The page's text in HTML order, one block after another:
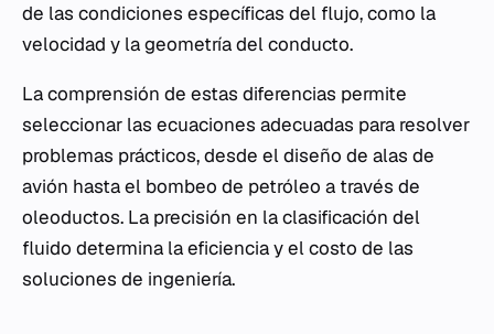
de las condiciones específicas del flujo, como la
velocidad y la geometría del conducto.
La comprensión de estas diferencias permite
seleccionar las ecuaciones adecuadas para resolver
problemas prácticos, desde el diseño de alas de
avión hasta el bombeo de petróleo a través de
oleoductos. La precisión en la clasificación del
fluido determina la eficiencia y el costo de las
soluciones de ingeniería.